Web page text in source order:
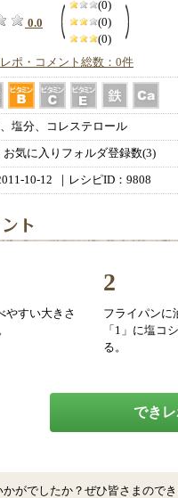
0.0
(0)
(0)
(0)
ポ・コメント総数：0件
塩分、コレステロール
お気に入りフォルダ登録数(3)
10-12 ｜レシピID：9808
やすい大きさ
2
フライパンに
「1」に塩コ
る。
できレ
がでしたか？ぜひ皆さまのでき